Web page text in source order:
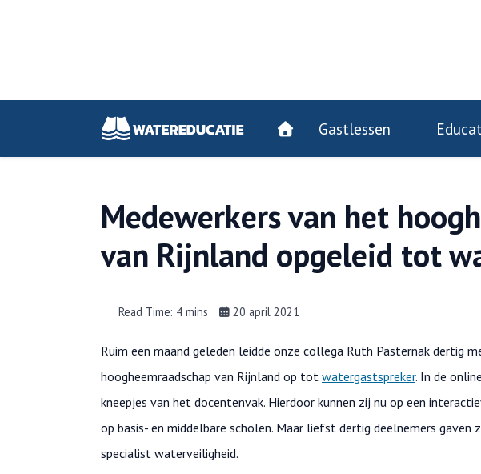
Gastlessen
Medewerkers van het
van Rijnland opgeleid tot
Read Time: 4 mins 20 april 2021
Ruim een maand geleden leidde onze collega Ruth Pasternak dertig
hoogheemraadschap van Rijnland op tot watergastspreker. In de
kneepjes van het docentenvak. Hierdoor kunnen zij nu op een
op basis- en middelbare scholen. Maar liefst dertig deelnemers
specialist waterveiligheid.